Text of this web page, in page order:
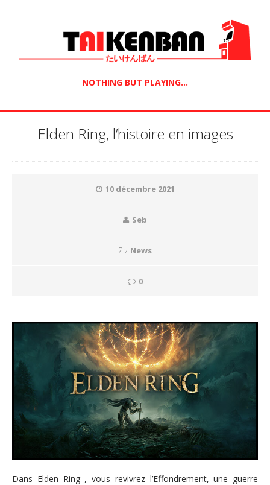
NOTHING BUT PLAYING...
Elden Ring, l’histoire en images
10 décembre 2021
Seb
News
0
Dans Elden Ring , vous revivrez l’Effondrement, une guerre